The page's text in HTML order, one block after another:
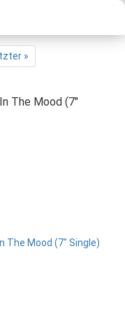
»
The Mood (7"